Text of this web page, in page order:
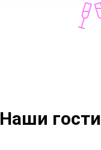
Наши гости